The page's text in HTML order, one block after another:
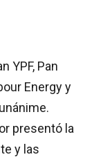
YPF, Pan
Energy y
presentó la
y las